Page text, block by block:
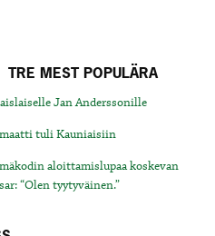
TRE MEST POPULÄRA
Jan Anderssonille
tuli Kauniaisiin
aloittamislupaa koskevan
“Olen tyytyväinen.”